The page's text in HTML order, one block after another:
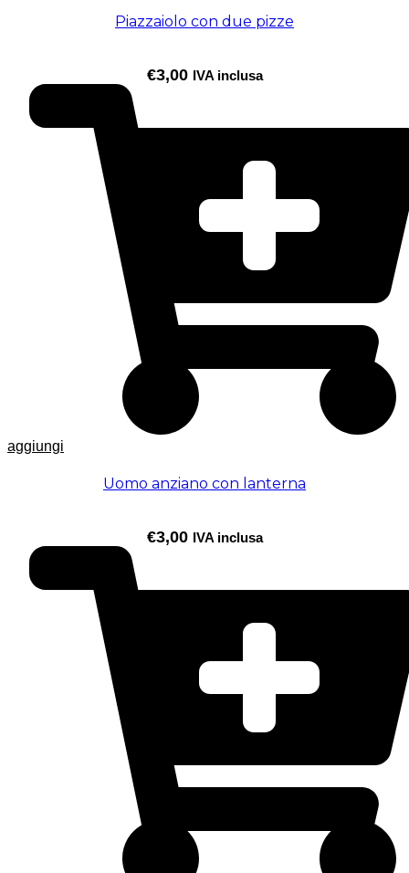
Piazzaiolo con due pizze
€3,00 IVA inclusa
aggiungi
Uomo anziano con lanterna
€3,00 IVA inclusa